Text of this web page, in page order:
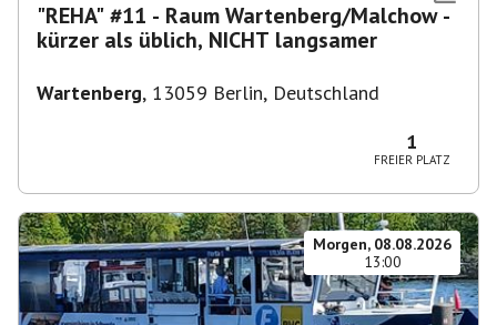
"REHA" #11 - Raum Wartenberg/Malchow -
kürzer als üblich, NICHT langsamer
Wartenberg, 13059 Berlin, Deutschland
1
FREIER PLATZ
Morgen, 08.08.2026
13:00